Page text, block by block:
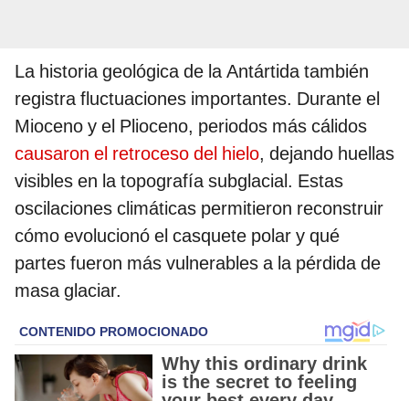
La historia geológica de la Antártida también
registra fluctuaciones importantes. Durante el
Mioceno y el Plioceno, periodos más cálidos
causaron el retroceso del hielo, dejando huellas
visibles en la topografía subglacial. Estas
oscilaciones climáticas permitieron reconstruir
cómo evolucionó el casquete polar y qué
partes fueron más vulnerables a la pérdida de
masa glaciar.